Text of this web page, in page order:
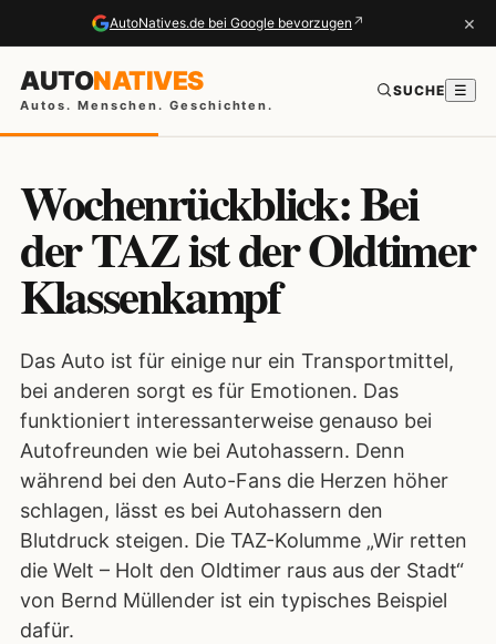
AutoNatives.de bei Google bevorzugen ↗ ×
AUTONATIVES
Autos. Menschen. Geschichten.
SUCHE ☰
Wochenrückblick: Bei
der TAZ ist der Oldtimer
Klassenkampf
Das Auto ist für einige nur ein Transportmittel,
bei anderen sorgt es für Emotionen. Das
funktioniert interessanterweise genauso bei
Autofreunden wie bei Autohassern. Denn
während bei den Auto-Fans die Herzen höher
schlagen, lässt es bei Autohassern den
Blutdruck steigen. Die TAZ-Kolumme „Wir retten
die Welt – Holt den Oldtimer raus aus der Stadt“
von Bernd Müllender ist ein typisches Beispiel
dafür.